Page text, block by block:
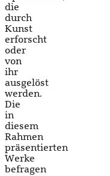
die
durch
Kunst
erforscht
oder
von
ihr
ausgelöst
werden.
Die
in
diesem
Rahmen
präsentierten
Werke
befragen